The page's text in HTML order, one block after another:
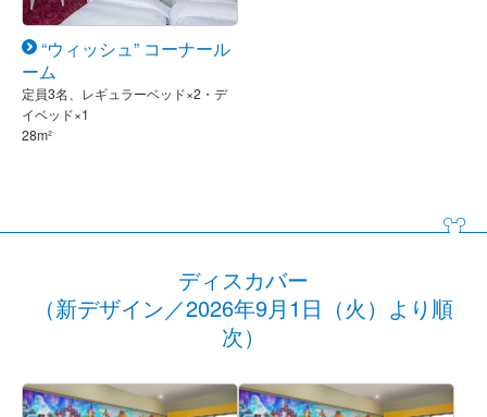
“ウィッシュ” コーナール
ーム
定員3名、レギュラーベッド×2・デ
イベッド×1
28m²
ディスカバー
（新デザイン／2026年9月1日（火）より順
次）